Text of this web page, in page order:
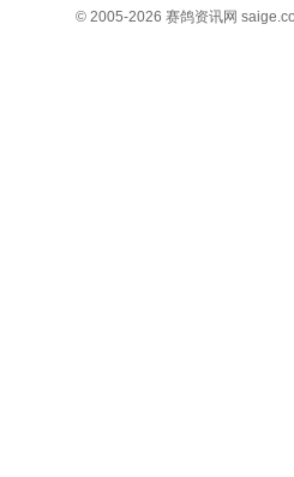
© 2005-2026 赛鸽资讯网